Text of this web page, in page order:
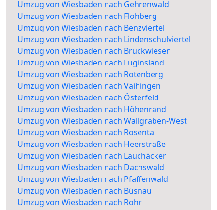
Umzug von Wiesbaden nach Gehrenwald
Umzug von Wiesbaden nach Flohberg
Umzug von Wiesbaden nach Benzviertel
Umzug von Wiesbaden nach Lindenschulviertel
Umzug von Wiesbaden nach Bruckwiesen
Umzug von Wiesbaden nach Luginsland
Umzug von Wiesbaden nach Rotenberg
Umzug von Wiesbaden nach Vaihingen
Umzug von Wiesbaden nach Österfeld
Umzug von Wiesbaden nach Höhenrand
Umzug von Wiesbaden nach Wallgraben-West
Umzug von Wiesbaden nach Rosental
Umzug von Wiesbaden nach Heerstraße
Umzug von Wiesbaden nach Lauchäcker
Umzug von Wiesbaden nach Dachswald
Umzug von Wiesbaden nach Pfaffenwald
Umzug von Wiesbaden nach Büsnau
Umzug von Wiesbaden nach Rohr